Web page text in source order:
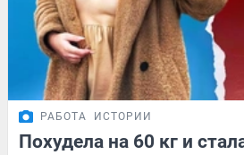
РАБОТА ИСТОРИИ
Похудела на 60 кг и